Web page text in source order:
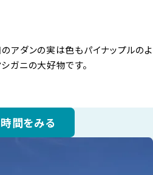
アダンの実は色もパイナップルのよ
ガニの大好物です。
間をみる